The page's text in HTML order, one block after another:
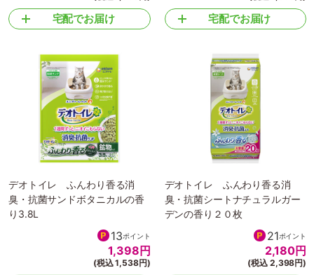
宅配でお届け 宅配でお届け
デオトイレ ふんわり香る消
臭・抗菌サンドボタニカルの香
り3.8L
13ポイント
1,398 円
(税込 1,538円)
デオトイレ ふんわり香る消
臭・抗菌シートナチュラルガー
デンの香り２０枚
21ポイント
2,180円
(税込 2,398円)